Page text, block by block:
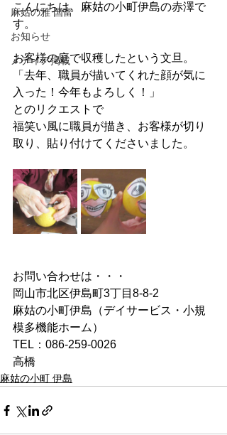
麻姑の雅 国富
お知らせ
メディア掲載
こんにちは。麻姑の小町伊島の赤澤で
す。
お客様の庭で収穫したという文旦。
「去年、職員が描いてくれた顔が気に
入った！今年もよろしく！」
とのリクエストで
福笑い風に職員が描き、お客様が切り
取り、貼り付けてくださいました。
お問い合わせは・・・
岡山市北区伊島町3丁目8-8-2
麻姑の小町伊島（デイサービス・小規
模多機能ホーム）
TEL：086-259-0026
高橋
麻姑の小町 伊島